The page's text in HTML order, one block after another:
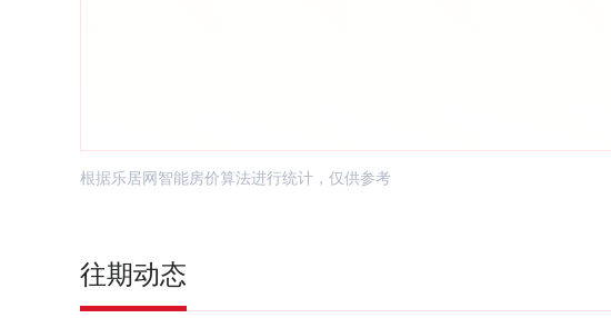
根据乐居网智能房价算法进行统计，仅供参考
往期动态